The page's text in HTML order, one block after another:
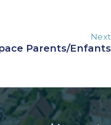
Next
Parents/Enfants